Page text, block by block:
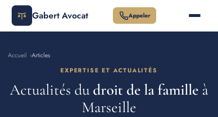
Gabert Avocat Appeler
Accueil ›Articles
EXPERTISE ET ACTUALITÉS
Actualités dudroit de la famille à
Marseille